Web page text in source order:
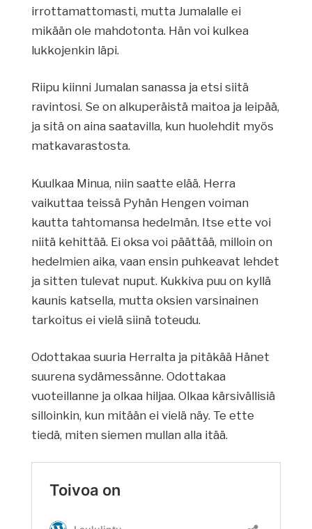
irrottamattomasti, mutta Jumalalle ei
mikään ole mahdotonta. Hän voi kulkea
lukkojenkin läpi.
Riipu kiinni Jumalan sanassa ja etsi siitä
ravintosi. Se on alkuperäistä maitoa ja leipää,
ja sitä on aina saatavilla, kun huolehdit myös
matkavarastosta.
Kuulkaa Minua, niin saatte elää. Herra
vaikuttaa teissä Pyhän Hengen voiman
kautta tahtomansa hedelmän. Itse ette voi
niitä kehittää. Ei oksa voi päättää, milloin on
hedelmien aika, vaan ensin puhkeavat lehdet
ja sitten tulevat nuput. Kukkiva puu on kyllä
kaunis katsella, mutta oksien varsinainen
tarkoitus ei vielä siinä toteudu.
Odottakaa suuria Herralta ja pitäkää Hänet
suurena sydämessänne. Odottakaa
vuoteillanne ja olkaa hiljaa. Olkaa kärsivällisiä
silloinkin, kun mitään ei vielä näy. Te ette
tiedä, miten siemen mullan alla itää.